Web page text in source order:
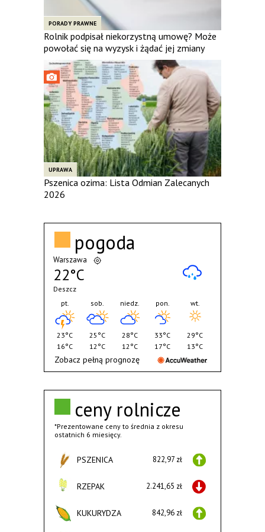
PORADY PRAWNE
Rolnik podpisał niekorzystną umowę? Może
powołać się na wyzysk i żądać jej zmiany
UPRAWA
Pszenica ozima: Lista Odmian Zalecanych
2026
ceny rolnicze
*Prezentowane ceny to średnia z okresu
ostatnich 6 miesięcy.
PSZENICA 822,97 zł
RZEPAK 2.241,65 zł
KUKURYDZA 842,96 zł
pogoda
Warszawa
22°C
Deszcz
pt.
23°C
16°C
sob.
25°C
12°C
niedz.
28°C
12°C
pon.
33°C
17°C
wt.
29°C
13°C
Zobacz pełną prognozę